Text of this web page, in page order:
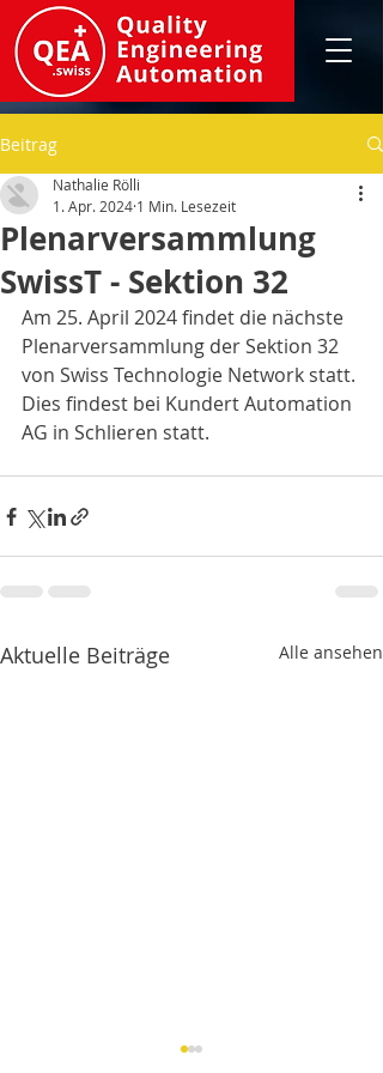
Beitrag
Plenarversammlung
SwissT - Sektion 32
Nathalie Rölli
1. Apr. 2024 1 Min. Lesezeit
Am 25. April 2024 findet die nächste
Plenarversammlung der Sektion 32
von Swiss Technologie Network statt.
Dies findest bei Kundert Automation
AG in Schlieren statt.
Aktuelle Beiträge Alle ansehen